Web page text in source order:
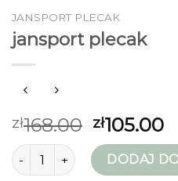
JANSPORT PLECAK
jansport plecak
zł168.00 zł105.00
ilość jansport plecakDODAJ